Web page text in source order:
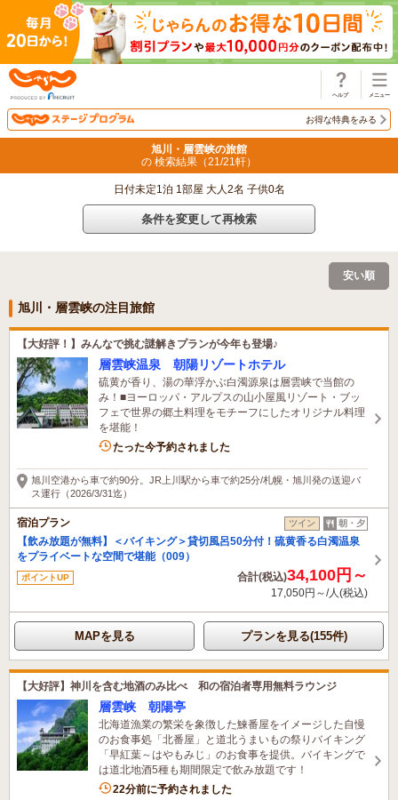
お得な特典をみる
旭川・層雲峡の旅館
の 検索結果（21 /21 軒）
日付未定1泊 1部屋 大人2名 子供0名
条件を変更して再検索
安い順
旭川・層雲峡の注目旅館
【大好評！】みんなで挑む謎解きプランが今年も登場♪
層雲峡温泉 朝陽リゾートホテル
硫黄が香り、湯の華浮かぶ白濁源泉は層雲峡で当館の
み！■ヨーロッパ・アルプスの山小屋風リゾート・ブッ
フェで世界の郷土料理をモチーフにしたオリジナル料理
を堪能！
4名がこの宿を見ています
たった今予約されました
旭川空港から車で約90分。JR上川駅から車で約25分/札幌・旭川発の送迎バ
ス運行（2026/3/31迄）
宿泊プラン ツイン 朝・夕
【飲み放題が無料】＜バイキング＞貸切風呂50分付！硫黄香る白濁温泉
をプライベートな空間で堪能（009）
ポイントUP 合計(税込)34,100円～
17,050円～/人(税込)
MAPを見る プランを見る(155件)
【大好評】神川を含む地酒のみ比べ 和の宿泊者専用無料ラウンジ
層雲峡 朝陽亭
北海道漁業の繁栄を象徴した鰊番屋をイメージした自慢
のお食事処「北番屋」と道北うまいもの祭りバイキング
「早紅葉～はやもみじ」のお食事を提供。バイキングで
は道北地酒5種も期間限定で飲み放題です！
2名がこの宿を見ています